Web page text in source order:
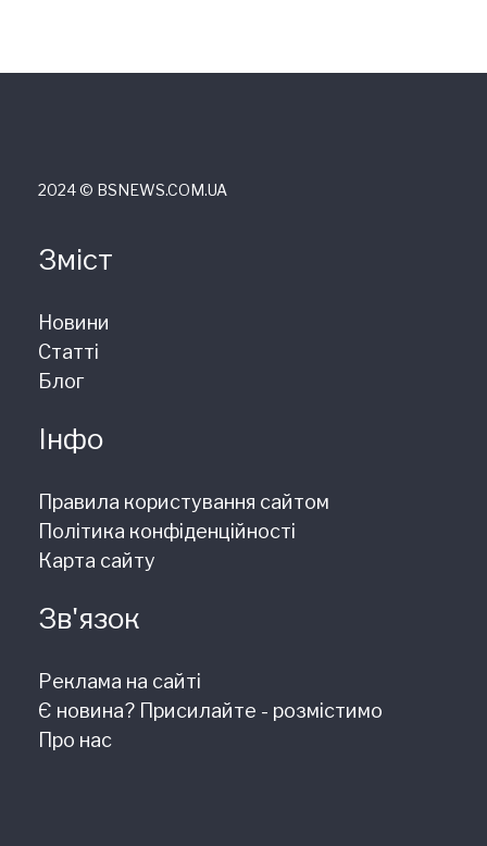
2024 © ВSNEWS.COM.UA
Зміст
Новини
Статті
Блог
Інфо
Правила користування сайтом
Політика конфіденційності
Карта сайту
Зв'язок
Реклама на сайті
Є новина? Присилайте - розмістимо
Про нас